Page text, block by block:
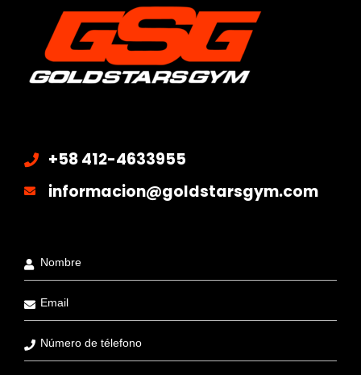
+58 412-4633955
informacion@goldstarsgym.com